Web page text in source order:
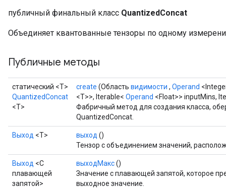
публичный финальный класс QuantizedConcat
Объединяет квантованные тензоры по одному
Публичные методы
статический <T>
QuantizedConcat
<T>
create (Область видимости , Operand
<T>>, Iterable< Operand <Float>> inputMins,
Фабричный метод для создания класса,
QuantizedConcat.
Выход <Т> выход ()
Тензор с объединением значений,
Выход <С
плавающей
запятой>
выходМакс()
Значение с плавающей запятой, которое
выходное значение.